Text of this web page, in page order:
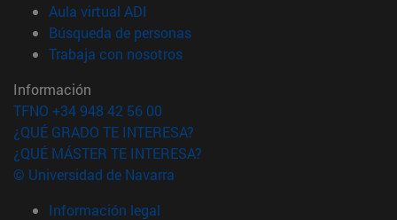
Aula virtual ADI
Búsqueda de personas(abre en nueva ventana)
Trabaja con nosotros(abre en nueva ventana)
Información
TFNO +34 948 42 56 00
¿QUÉ GRADO TE INTERESA?
¿QUÉ MÁSTER TE INTERESA?
© Universidad de Navarra
Información legal